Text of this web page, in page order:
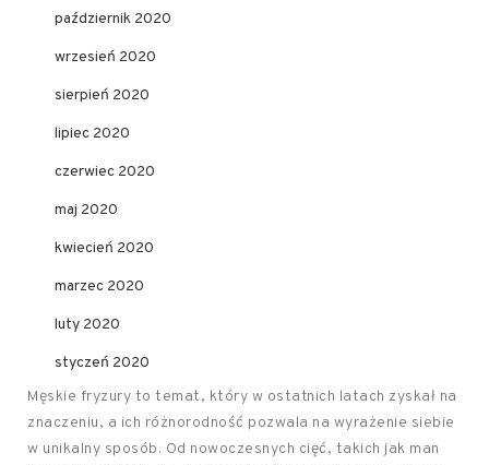
październik 2020
wrzesień 2020
sierpień 2020
lipiec 2020
czerwiec 2020
maj 2020
kwiecień 2020
marzec 2020
luty 2020
styczeń 2020
Męskie fryzury to temat, który w ostatnich latach zyskał na
znaczeniu, a ich różnorodność pozwala na wyrażenie siebie
w unikalny sposób. Od nowoczesnych cięć, takich jak man